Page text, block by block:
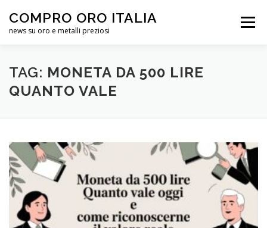
contenuto
COMPRO ORO ITALIA
news su oro e metalli preziosi
Menu
HOME QUOTAZIONE ORO ELENCO
TAG: MONETA DA 500 LIRE
QUANTO VALE